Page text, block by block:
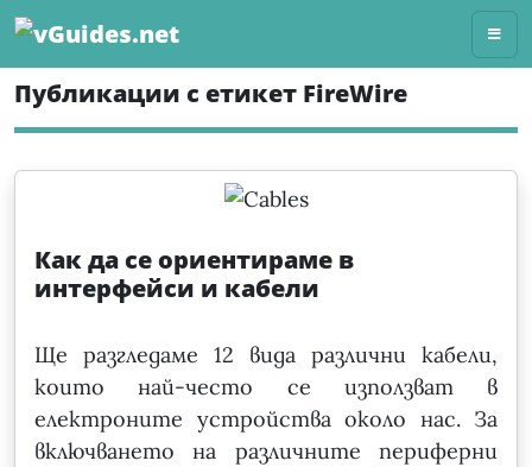
Skip
content
Публикации с етикет FireWire
Как да се ориентираме в
интерфейси и кабели
Ще разгледаме 12 вида различни кабели,
които най-често се използват в
електроните устройства около нас. За
включването на различните периферни